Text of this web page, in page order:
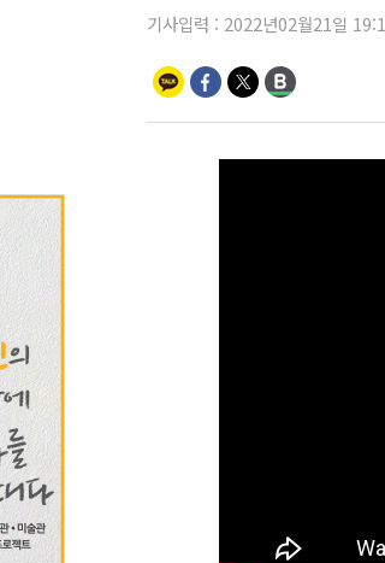
기사입력 : 2022년02월21일